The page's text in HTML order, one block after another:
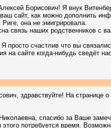
Борисович! Я внук
сайт, как можно дополнить
она не эмигрировала.
связь наших родственников с
просто счастлив что вы
на сайте когда-нибудь сведёт
здравствуйте! На странице
спасибо за Ваше
потребуется время.